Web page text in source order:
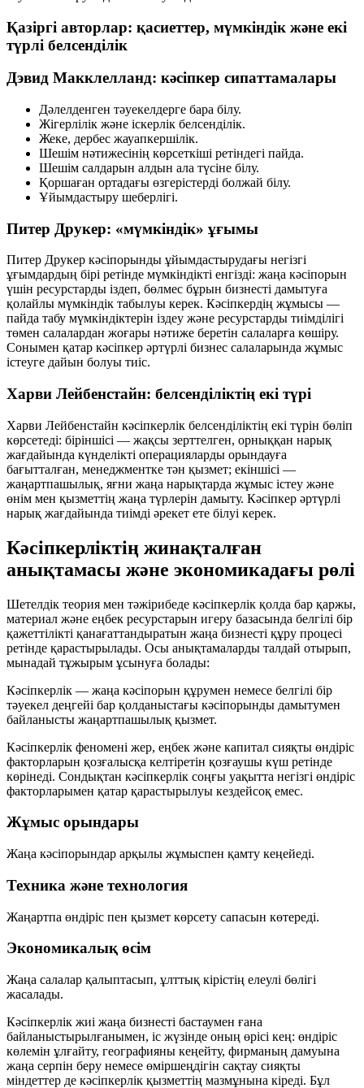
Қазіргі авторлар: қасиеттер, мүмкіндік және екі
түрлі белсенділік
Дэвид Макклелланд: кәсіпкер сипаттамалары
Дәлелденген тәуекелдерге бара білу.
Жігерлілік және іскерлік белсенділік.
Жеке, дербес жауапкершілік.
Шешім нәтижесінің көрсеткіші ретіндегі пайда.
Шешім салдарын алдын ала түсіне білу.
Қоршаған ортадағы өзгерістерді болжай білу.
Ұйымдастыру шеберлігі.
Питер Друкер: «мүмкіндік» ұғымы
Питер Друкер кәсіпорынды ұйымдастырудағы негізгі
ұғымдардың бірі ретінде мүмкіндікті енгізді: жаңа кәсіпорын
үшін ресурстарды іздеп, бөлмес бұрын бизнесті дамытуға
қолайлы мүмкіндік табылуы керек. Кәсіпкердің жұмысы —
пайда табу мүмкіндіктерін іздеу және ресурстарды тиімділігі
төмен салалардан жоғары нәтиже беретін салаларға көшіру.
Сонымен қатар кәсіпкер әртүрлі бизнес салаларында жұмыс
істеуге дайын болуы тиіс.
Харви Лейбенстайн: белсенділіктің екі түрі
Харви Лейбенстайн кәсіпкерлік белсенділіктің екі түрін бөліп
көрсетеді: біріншісі — жақсы зерттелген, орныққан нарық
жағдайында күнделікті операцияларды орындауға
бағытталған, менеджментке тән қызмет; екіншісі —
жаңартпашылық, яғни жаңа нарықтарда жұмыс істеу және
өнім мен қызметтің жаңа түрлерін дамыту. Кәсіпкер әртүрлі
нарық жағдайында тиімді әрекет ете білуі керек.
Кәсіпкерліктің жинақталған
анықтамасы және экономикадағы рөлі
Шетелдік теория мен тәжірибеде кәсіпкерлік қолда бар қаржы,
материал және еңбек ресурстарын игеру базасында белгілі бір
қажеттілікті қанағаттандыратын жаңа бизнесті құру процесі
ретінде қарастырылады. Осы анықтамаларды талдай отырып,
мынадай тұжырым ұсынуға болады:
Кәсіпкерлік — жаңа кәсіпорын құрумен немесе белгілі бір
тәуекел деңгейі бар қолданыстағы кәсіпорынды дамытумен
байланысты жаңартпашылық қызмет.
Кәсіпкерлік феномені жер, еңбек және капитал сияқты өндіріс
факторларын қозғалысқа келтіретін қозғаушы күш ретінде
көрінеді. Сондықтан кәсіпкерлік соңғы уақытта негізгі өндіріс
факторларымен қатар қарастырылуы кездейсоқ емес.
Жұмыс орындары
Жаңа кәсіпорындар арқылы жұмыспен қамту кеңейеді.
Техника және технология
Жаңартпа өндіріс пен қызмет көрсету сапасын көтереді.
Экономикалық өсім
Жаңа салалар қалыптасып, ұлттық кірістің елеулі бөлігі
жасалады.
Кәсіпкерлік жиі жаңа бизнесті бастаумен ғана
байланыстырылғанымен, іс жүзінде оның өрісі кең: өндіріс
көлемін ұлғайту, географияны кеңейту, фирманың дамуына
жаңа серпін беру немесе өміршеңдігін сақтау сияқты
міндеттер де кәсіпкерлік қызметтің мазмұнына кіреді. Бұл